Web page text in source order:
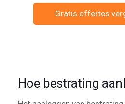
Gratis offertes
Hoe bestrating